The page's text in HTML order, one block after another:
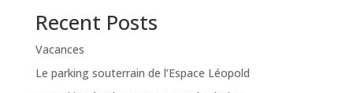
Recent Posts
Vacances
Le parking souterrain de l’Espace Léopold